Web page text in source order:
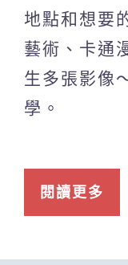
地點和想要
藝術、卡通
生多張影像
學。
閱讀更多